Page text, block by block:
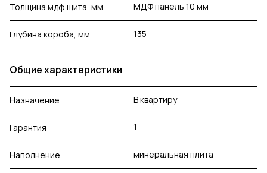
Толщина мдф щита, мм МДФ панель 10 мм
Глубина короба, мм 135
Общие характеристики
Назначение В квартиру
Гарантия 1
Наполнение минеральная плита